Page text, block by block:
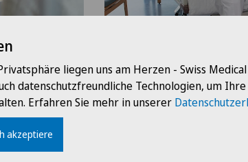
Medizin
liegen uns am Herzen - Swiss
datenschutzfreundliche Technologien, um
Erfahren Sie mehr in unserer
akzeptiere